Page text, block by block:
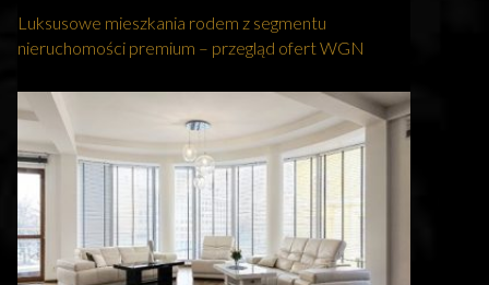
Luksusowe mieszkania rodem z segmentu
nieruchomości premium – przegląd ofert WGN